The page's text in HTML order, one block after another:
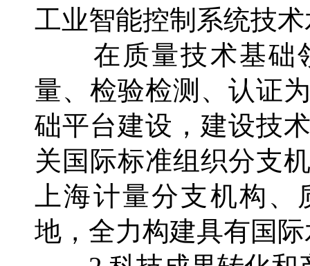
工业智能控制系统技
在质量技术基础
量、检验检测、认证
础平台建设，建设技
关国际标准组织分支
上海计量分支机构
地，全力构建具有国